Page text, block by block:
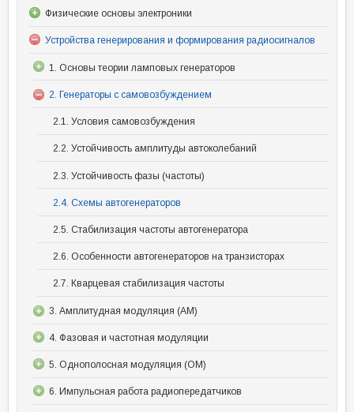
Физические основы электроники
Устройства генерирования и формирования радиосигналов
1. Основы теории ламповых генераторов
2. Генераторы с самовозбуждением
2.1. Условия самовозбуждения
2.2. Устойчивость амплитуды автоколебаний
2.3. Устойчивость фазы (частоты)
2.4. Схемы автогенераторов
2.5. Стабилизация частоты автогенератора
2.6. Особенности автогенераторов на транзисторах
2.7. Кварцевая стабилизация частоты
3. Амплитудная модуляция (АМ)
4. Фазовая и частотная модуляции
5. Однополосная модуляция (ОМ)
6. Импульсная работа радиопередатчиков